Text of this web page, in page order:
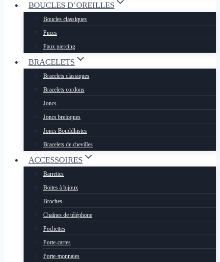
BOUCLES D’OREILLES
Boucles classiques
Puces
Faux piercing
BRACELETS
Bracelets classiques
Bracelets cordons
Joncs
Joncs breloques
Joncs Bouddhistes
Bracelets de chevilles
ACCESSOIRES
Barrettes
Boites à bijoux
Broches
Chaînes de téléphone
Pochettes
Porte-cartes
Porte-monnaies